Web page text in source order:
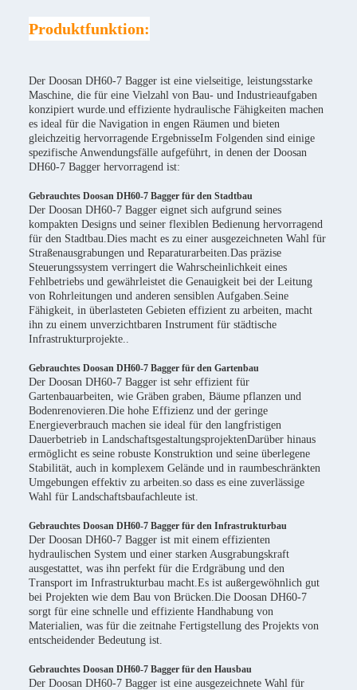
Produktfunktion:
Der Doosan DH60-7 Bagger ist eine vielseitige, leistungsstarke
Maschine, die für eine Vielzahl von Bau- und Industrieaufgaben
konzipiert wurde.und effiziente hydraulische Fähigkeiten machen
es ideal für die Navigation in engen Räumen und bieten
gleichzeitig hervorragende ErgebnisseIm Folgenden sind einige
spezifische Anwendungsfälle aufgeführt, in denen der Doosan
DH60-7 Bagger hervorragend ist:
Gebrauchtes Doosan DH60-7 Bagger für den Stadtbau
Der Doosan DH60-7 Bagger eignet sich aufgrund seines
kompakten Designs und seiner flexiblen Bedienung hervorragend
für den Stadtbau.Dies macht es zu einer ausgezeichneten Wahl für
Straßenausgrabungen und Reparaturarbeiten.Das präzise
Steuerungssystem verringert die Wahrscheinlichkeit eines
Fehlbetriebs und gewährleistet die Genauigkeit bei der Leitung
von Rohrleitungen und anderen sensiblen Aufgaben.Seine
Fähigkeit, in überlasteten Gebieten effizient zu arbeiten, macht
ihn zu einem unverzichtbaren Instrument für städtische
Infrastrukturprojekte..
Gebrauchtes Doosan DH60-7 Bagger für den Gartenbau
Der Doosan DH60-7 Bagger ist sehr effizient für
Gartenbauarbeiten, wie Gräben graben, Bäume pflanzen und
Bodenrenovieren.Die hohe Effizienz und der geringe
Energieverbrauch machen sie ideal für den langfristigen
Dauerbetrieb in LandschaftsgestaltungsprojektenDarüber hinaus
ermöglicht es seine robuste Konstruktion und seine überlegene
Stabilität, auch in komplexem Gelände und in raumbeschränkten
Umgebungen effektiv zu arbeiten.so dass es eine zuverlässige
Wahl für Landschaftsbaufachleute ist.
Gebrauchtes Doosan DH60-7 Bagger für den Infrastrukturbau
Der Doosan DH60-7 Bagger ist mit einem effizienten
hydraulischen System und einer starken Ausgrabungskraft
ausgestattet, was ihn perfekt für die Erdgräbung und den
Transport im Infrastrukturbau macht.Es ist außergewöhnlich gut
bei Projekten wie dem Bau von Brücken.Die Doosan DH60-7
sorgt für eine schnelle und effiziente Handhabung von
Materialien, was für die zeitnahe Fertigstellung des Projekts von
entscheidender Bedeutung ist.
Gebrauchtes Doosan DH60-7 Bagger für den Hausbau
Der Doosan DH60-7 Bagger ist eine ausgezeichnete Wahl für